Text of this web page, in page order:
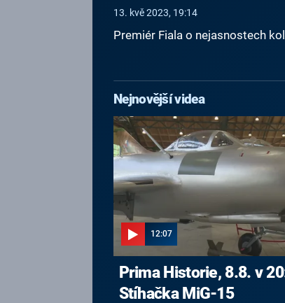
13. kvě 2023, 19:14
Premiér Fiala o nejasnostech
Nejnovější videa
12:07
Prima Historie, 8.8. v
Stíhačka MiG-15